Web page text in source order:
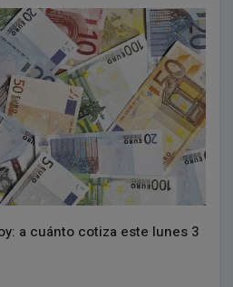
a cuánto cotiza este lunes 3